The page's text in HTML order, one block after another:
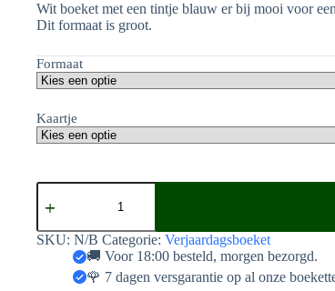
Wit boeket met een tintje blauw er bij mooi voor
Dit formaat is groot.
Formaat
Kaartje
Wit
boeket
SKU: N/B Categorie: Verjaardagsboeket
🚚 Voor 18:00 besteld, morgen bezorgd.
🌹 7 dagen versgarantie op al onze